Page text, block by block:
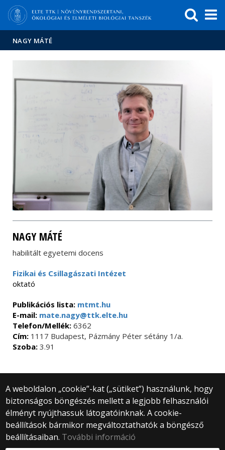
Hírek
Események
ELTE a
sajtóban
NAGY MÁTÉ
NAGY MÁTÉ
habilitált egyetemi docens
Fizikai és Csillagászati Intézet
oktató
Publikációs lista: mtmt.hu
E-mail: mate.nagy@ttk.elte.hu
Telefon/Mellék: 6362
Cím: 1117 Budapest, Pázmány Péter sétány 1/a.
Szoba: 3.91
A weboldalon „cookie”-kat („sütiket”) használunk, hogy
biztonságos böngészés mellett a legjobb felhasználói
élményt nyújthassuk látogatóinknak. A cookie-
beállítások bármikor megváltoztathatók a böngésző
beállításaiban. További információ
© 2025 Eötvös Loránd Tudományegyetem
Minden jog fenntartva.
1053 Budapest, Egyetem tér 1–3.
Központi telefonszám: +36 1 411 6500